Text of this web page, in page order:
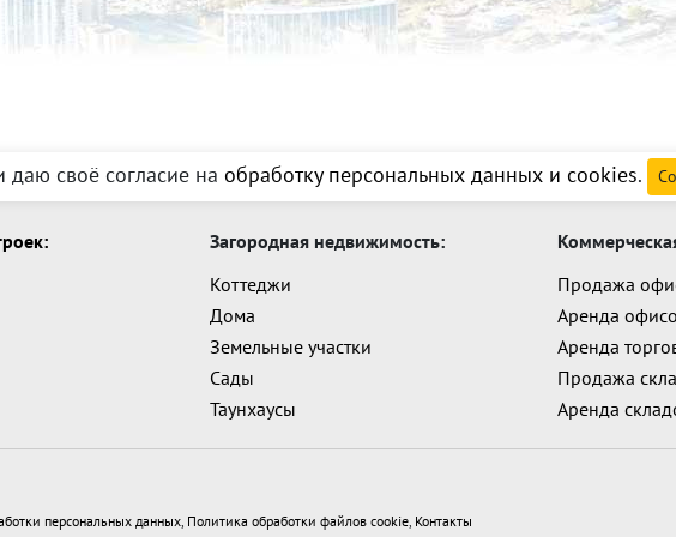
2. При подписании договора
000 руб и оплачивается комиссия
своё согласие на обработку персональных данных и cookies.
Загородная недвижимость:
Коттеджи
Дома
Земельные участки
Сады
Таунхаусы
Продажа
Аренда
Аренда
Продажа
Аренда
персональных данных, Политика обработки файлов cookie, Контакты